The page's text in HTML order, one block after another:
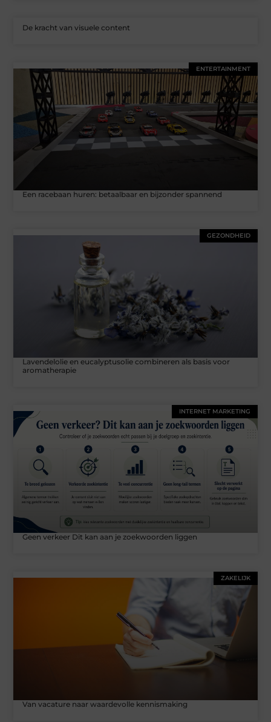
De kracht van visuele content
ENTERTAINMENT
Een racebaan huren: betaalbaar en bijzonder spannend
GEZONDHEID
Lavendelolie en eucalyptusolie combineren als basis voor
aromatherapie
INTERNET MARKETING
Geen verkeer Dit kan aan je zoekwoorden liggen
ZAKELIJK
Van vacature naar waardevolle kennismaking